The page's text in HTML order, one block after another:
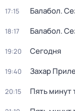
17:15 Балабол.
18:17 Балабол.
19:20 Сегодня
19:40 Захар
20:15 Пять